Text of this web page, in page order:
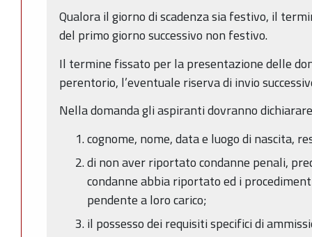
Qualora il giorno di scadenza sia festivo, il
del primo giorno successivo non festivo.
Il termine fissato per la presentazione delle
perentorio, l’eventuale riserva di invio
Nella domanda gli aspiranti dovranno
cognome, nome, data e luogo di nascita,
di non aver riportato condanne penali,
condanne abbia riportato ed i
pendente a loro carico;
il possesso dei requisiti specifici di